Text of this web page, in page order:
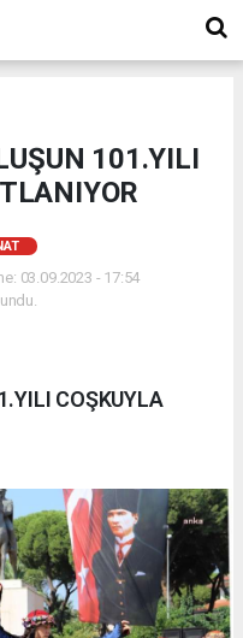
101.YILI
03.09.2023 - 17:54
COŞKUYLA